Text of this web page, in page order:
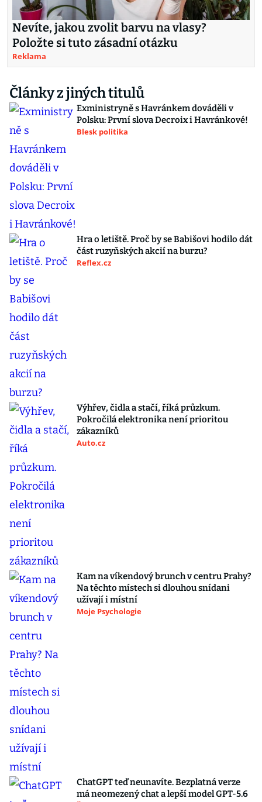
Nevíte, jakou zvolit barvu na vlasy?
Položte si tuto zásadní otázku
Reklama
Články z jiných titulů
Exministryně s Havránkem dováděli v
Polsku: První slova Decroix i Havránkové!
Blesk politika
Hra o letiště. Proč by se Babišovi hodilo dát
část ruzyňských akcií na burzu?
Reflex.cz
Výhřev, čidla a stačí, říká průzkum.
Pokročilá elektronika není prioritou
zákazníků
Auto.cz
Kam na víkendový brunch v centru Prahy?
Na těchto místech si dlouhou snídani
užívají i místní
Moje Psychologie
ChatGPT teď neunavíte. Bezplatná verze
má neomezený chat a lepší model GPT-5.6